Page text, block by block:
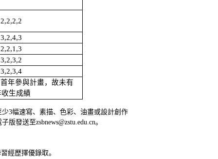
2,2,2,2
3,2,4,3
2,2,1,3
3,2,3,2
3,2,3,4
首年參與計畫，故未有
生成績
3幅速寫、素描、色彩、油畫或設計創作
發送至zsbnews@zstu.edu.cn。
經歷擇優錄取。